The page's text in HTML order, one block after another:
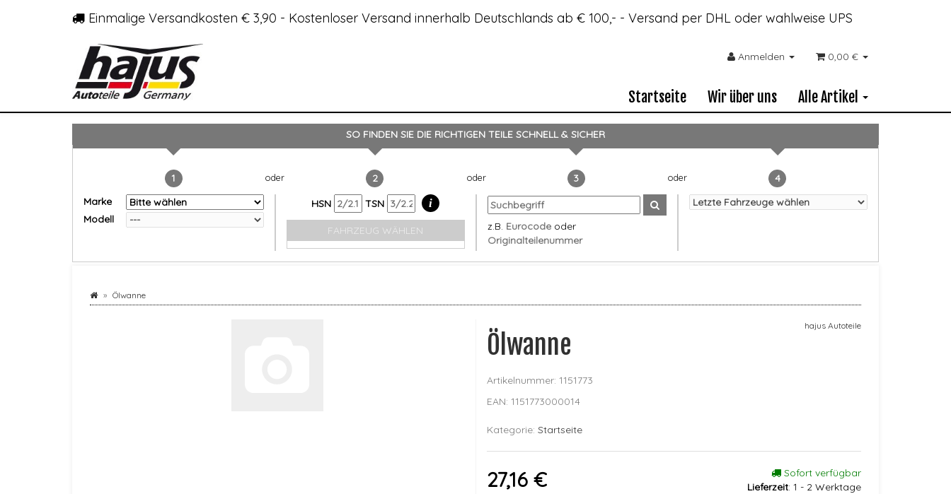
Einmalige Versandkosten € 3,90 - Kostenloser Versand innerhalb Deutschlands ab € 100,- - Versand per DHL oder wahlweise UPS
Anmelden 0,00 €
Startseite Wir über uns Alle Artikel
SO FINDEN SIE DIE RICHTIGEN TEILE SCHNELL & SICHER
1
Marke
Modell
2
HSN
TSN i
FAHRZEUG WÄHLEN
3
z.B. Eurocode oder
Originalteilenummer
4
Ölwanne
hajus Autoteile
Ölwanne
Artikelnummer: 1151773
EAN: 1151773000014
Kategorie: Startseite
27,16 €
Sofort verfügbar
Lieferzeit: 1 - 2 Werktage